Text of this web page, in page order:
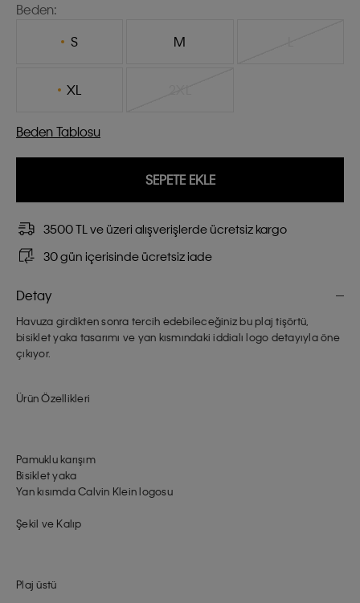
Beden:
S
M
XL
Beden Tablosu
SEPETE EKLE
3500 TL ve üzeri alışverişlerde ücretsiz kargo
30 gün içerisinde ücretsiz iade
Detay
Havuza girdikten sonra tercih edebileceğiniz bu plaj tişörtü,
bisiklet yaka tasarımı ve yan kısmındaki iddialı logo detayıyla öne
çıkıyor.
Ürün Özellikleri
Pamuklu karışım
Bisiklet yaka
Yan kısımda Calvin Klein logosu
Şekil ve Kalıp
Plaj üstü